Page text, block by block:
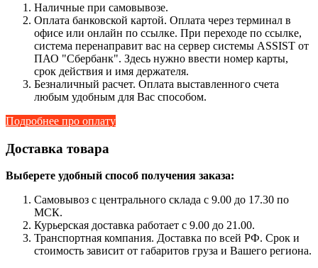
Наличные при самовывозе.
Оплата банковской картой. Оплата через терминал в
офисе или онлайн по ссылке. При переходе по ссылке,
система перенаправит вас на сервер системы ASSIST от
ПАО "Сбербанк". Здесь нужно ввести номер карты,
срок действия и имя держателя.
Безналичный расчет. Оплата выставленного счета
любым удобным для Вас способом.
Подробнее про оплату
Доставка товара
Выберете удобный способ получения заказа:
Самовывоз с центрального склада с 9.00 до 17.30 по
МСК.
Курьерская доставка работает с 9.00 до 21.00.
Транспортная компания. Доставка по всей РФ. Срок и
стоимость зависит от габаритов груза и Вашего региона.